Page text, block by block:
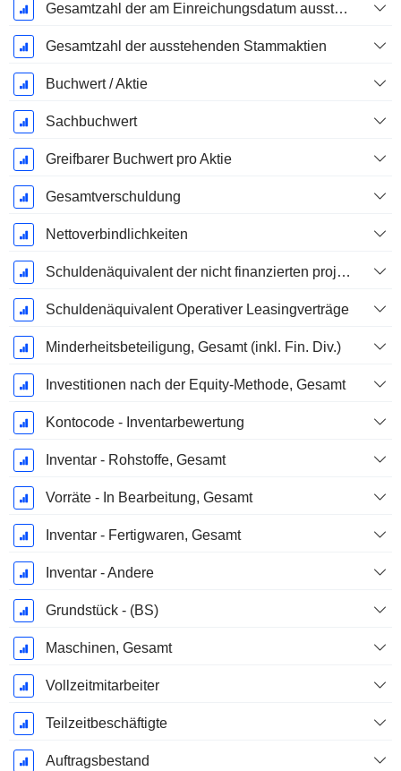
Gesamtzahl der am Einreichungsdatum ausstehenden Aktien
Gesamtzahl der ausstehenden Stammaktien
Buchwert / Aktie
Sachbuchwert
Greifbarer Buchwert pro Aktie
Gesamtverschuldung
Nettoverbindlichkeiten
Schuldenäquivalent der nicht finanzierten projizierten Leistungspflicht
Schuldenäquivalent Operativer Leasingverträge
Minderheitsbeteiligung, Gesamt (inkl. Fin. Div.)
Investitionen nach der Equity-Methode, Gesamt
Kontocode - Inventarbewertung
Inventar - Rohstoffe, Gesamt
Vorräte - In Bearbeitung, Gesamt
Inventar - Fertigwaren, Gesamt
Inventar - Andere
Grundstück - (BS)
Maschinen, Gesamt
Vollzeitmitarbeiter
Teilzeitbeschäftigte
Auftragsbestand